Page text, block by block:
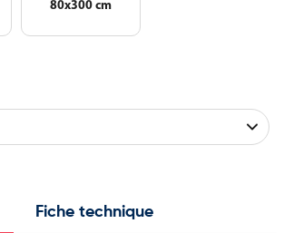
80x300 cm
Fiche technique